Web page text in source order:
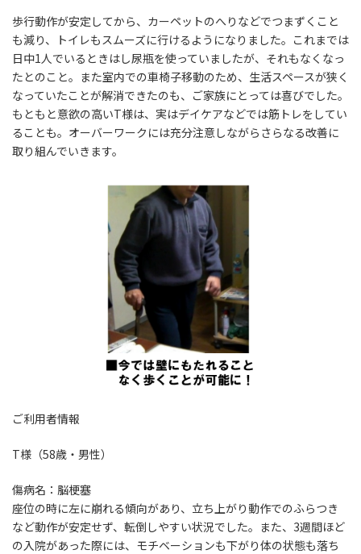
歩行動作が安定してから、カーペットのへりなどでつまずくこと
も減り、トイレもスムーズに行けるようになりました。これまでは
日中1人でいるときはし尿瓶を使っていましたが、それもなくなっ
たとのこと。また室内での車椅子移動のため、生活スペースが狭く
なっていたことが解消できたのも、ご家族にとっては喜びでした。
もともと意欲の高いT様は、実はデイケアなどでは筋トレをしてい
ることも。オーバーワークには充分注意しながらさらなる改善に
取り組んでいきます。
ご利用者情報
T様（58歳・男性）
傷病名：脳梗塞
座位の時に左に崩れる傾向があり、立ち上がり動作でのふらつき
など動作が安定せず、転倒しやすい状況でした。また、3週間ほど
の入院があった際には、モチベーションも下がり体の状態も落ち